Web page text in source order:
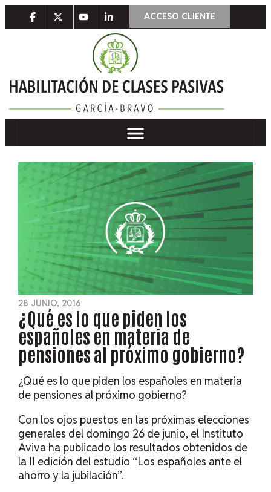
ACCESO CLIENTE
28 JUNIO, 2016
¿Qué es lo que piden los
españoles en materia de
pensiones al próximo gobierno?
¿Qué es lo que piden los españoles en materia
de pensiones al próximo gobierno?
Con los ojos puestos en las próximas elecciones
generales del domingo 26 de junio, el Instituto
Aviva ha publicado los resultados obtenidos de
la II edición del estudio “Los españoles ante el
ahorro y la jubilación”.